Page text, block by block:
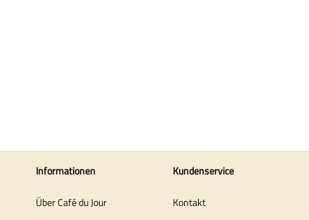
Informationen
Über Café du Jour
Kundenservice
Kontakt